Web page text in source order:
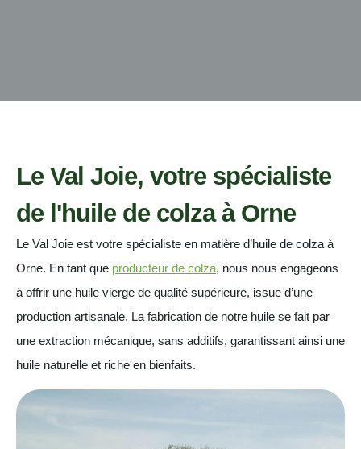
Le Val Joie, votre spécialiste
de l'huile de colza à Orne
Le Val Joie est votre spécialiste en matière d’huile de colza à
Orne. En tant que producteur de colza, nous nous engageons
à offrir une huile vierge de qualité supérieure, issue d’une
production artisanale. La fabrication de notre huile se fait par
une extraction mécanique, sans additifs, garantissant ainsi une
huile naturelle et riche en bienfaits.